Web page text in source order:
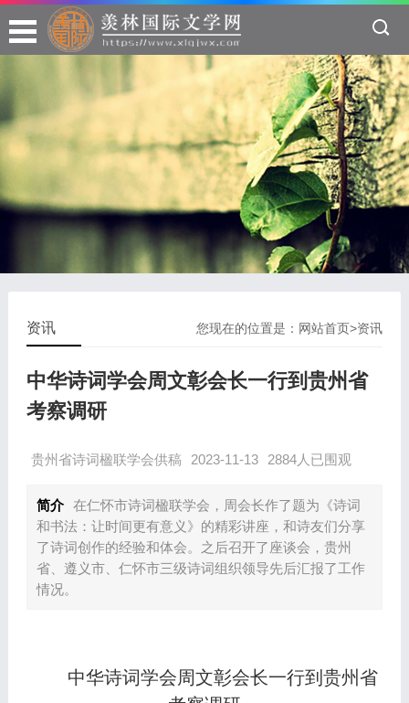
您现在的位置是： 网站首页>资讯
资讯
中华诗词学会周文彰会长一行到贵州省
考察调研
贵州省诗词楹联学会供稿 2023-11-13 2884人已围观
简介 在仁怀市诗词楹联学会，周会长作了题为《诗词
和书法：让时间更有意义》的精彩讲座，和诗友们分享
了诗词创作的经验和体会。之后召开了座谈会，贵州
省、遵义市、仁怀市三级诗词组织领导先后汇报了工作
情况。
中华诗词学会周文彰会长一行到贵州省